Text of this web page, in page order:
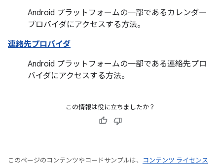
Android プラットフォームの一部であるカレンダー
プロバイダにアクセスする方法。
連絡先プロバイダ
Android プラットフォームの一部である連絡先プロ
バイダにアクセスする方法。
この情報は役に立ちましたか？
このページのコンテンツやコードサンプルは、
コンテンツ ライセンス